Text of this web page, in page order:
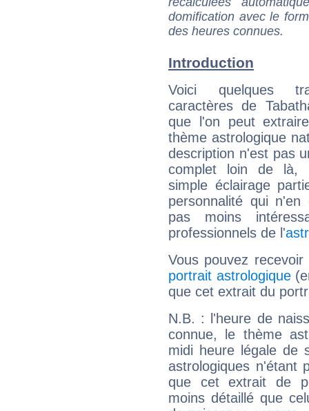
domification avec le
des heures connues.
Introduction
Voici quelques
caractères de
que l'on peut
thème astrologique
description n'est pas
complet loin de là,
simple éclairage
personnalité qui n'en
pas moins
professionnels de l'
Vous pouvez
portrait astrologique
que cet extrait du
N.B. : l'heure de
connue, le thème
midi heure légale de
astrologiques n'étant
que cet extrait de
moins détaillé que